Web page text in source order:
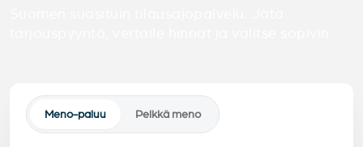
Meno-paluu Pelkkä meno